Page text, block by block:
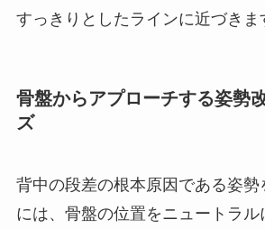
すっきりとしたラインに近づきま
骨盤からアプローチする姿勢
ズ
背中の段差の根本原因である姿勢
には、骨盤の位置をニュートラル